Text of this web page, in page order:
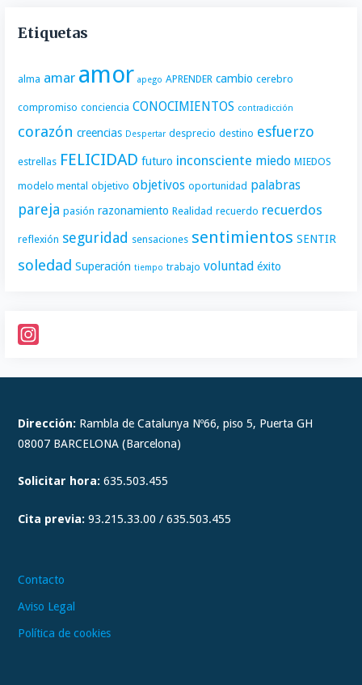
Etiquetas
alma amar amor apego APRENDER cambio cerebro
compromiso conciencia CONOCIMIENTOS contradicción
corazón creencias Despertar desprecio destino esfuerzo
estrellas FELICIDAD futuro inconsciente miedo MIEDOS
modelo mental objetivo objetivos oportunidad palabras
pareja pasión razonamiento Realidad recuerdo recuerdos
reflexión seguridad sensaciones sentimientos SENTIR
soledad Superación tiempo trabajo voluntad éxito
n
t
a
r
m
Dirección: Rambla de Catalunya Nº66, piso 5, Puerta GH
08007 BARCELONA (Barcelona)
Solicitar hora: 635.503.455
Cita previa: 93.215.33.00 / 635.503.455
Contacto
Aviso Legal
Política de cookies